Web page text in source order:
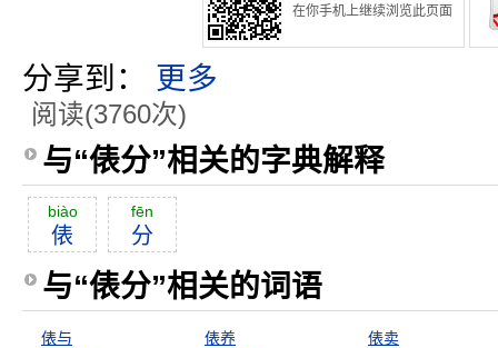
在你手机上继续浏览此页面
分享到： 更多
阅读(3760次)
与“俵分”相关的字典解释
biào
俵
fēn
分
与“俵分”相关的词语
俵与 俵养
俵卖